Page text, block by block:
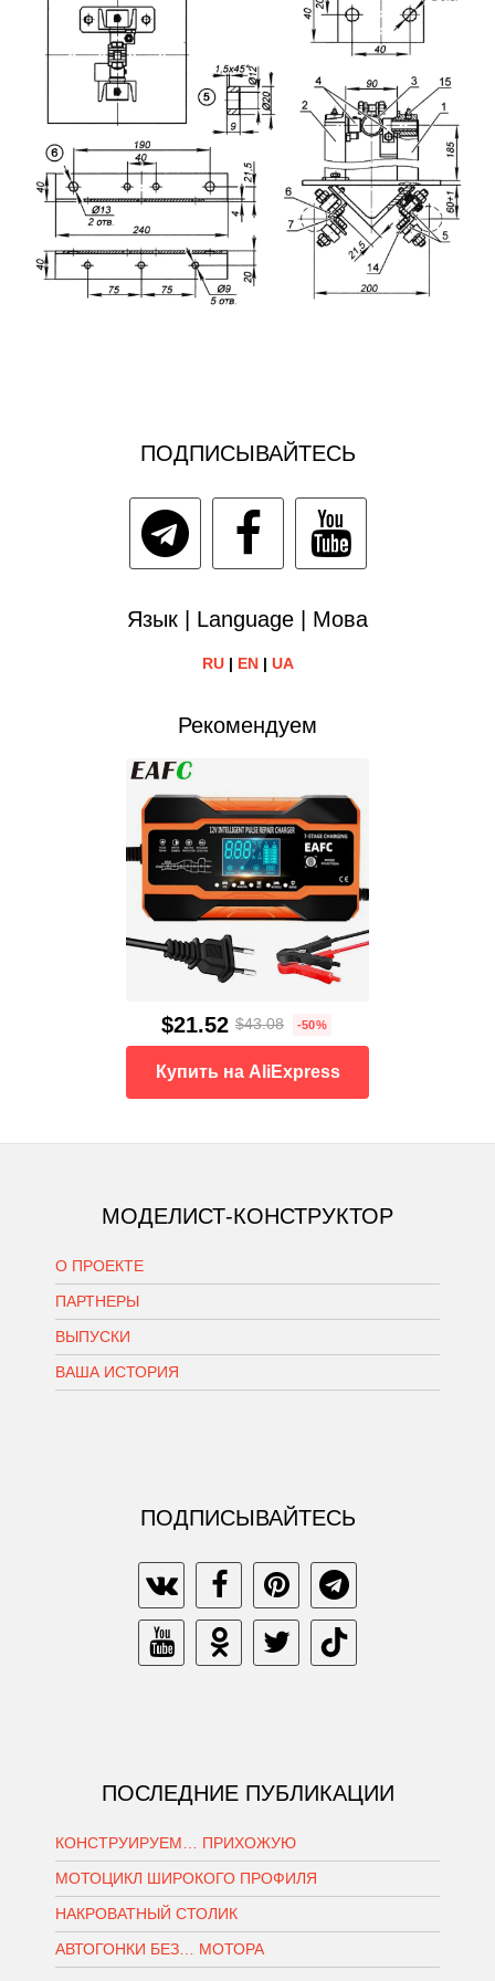
ПОДПИСЫВАЙТЕСЬ
Язык | Language | Мова
RU| EN| UA
Рекомендуем
$21.52 $43.08 -50%
Купить на AliExpress
МОДЕЛИСТ-КОНСТРУКТОР
О ПРОЕКТЕ
ПАРТНЕРЫ
ВЫПУСКИ
ВАША ИСТОРИЯ
ПОДПИСЫВАЙТЕСЬ
ПОСЛЕДНИЕ ПУБЛИКАЦИИ
КОНСТРУИРУЕМ… ПРИХОЖУЮ
МОТОЦИКЛ ШИРОКОГО ПРОФИЛЯ
НАКРОВАТНЫЙ СТОЛИК
АВТОГОНКИ БЕЗ… МОТОРА